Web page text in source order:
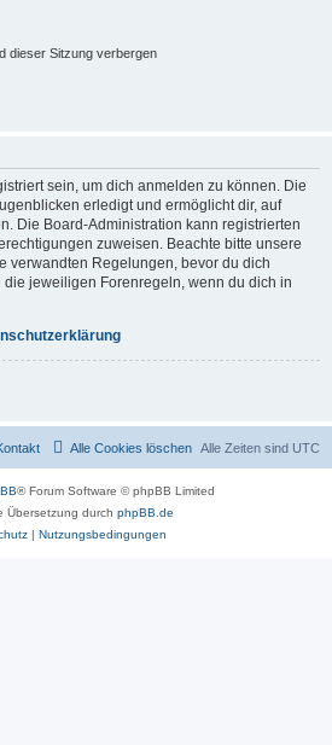
dieser Sitzung verbergen
sein, um dich anmelden zu können. Die
erledigt und ermöglicht dir, auf
Die Board-Administration kann registrierten
zuweisen. Beachte bitte unsere
verwandten Regelungen, bevor du dich
jeweiligen Forenregeln, wenn du dich in
Alle Zeiten sind UTC
Alle Cookies löschen
® Forum Software © phpBB Limited
Übersetzung durch phpBB.de
| Nutzungsbedingungen